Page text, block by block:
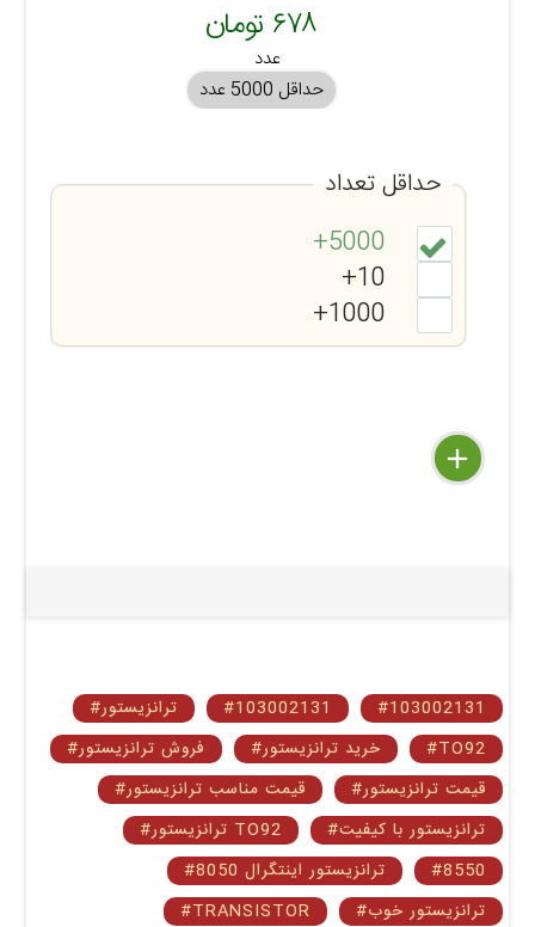
۶۷۸ تومان
عدد
حداقل 5000 عدد
حداقل تعداد
5000+
10+
1000+
delete
remove
add
#103002131
#103002131
#ترانزیستور
#TO92
#خرید ترانزیستور
#فروش ترانزیستور
#قیمت ترانزیستور
#قیمت مناسب ترانزیستور
#ترانزیستور با کیفیت
#ترانزیستور TO92
#8550
#ترانزیستور اینتگرال 8050
#ترانزیستور خوب
#TRANSISTOR